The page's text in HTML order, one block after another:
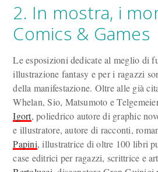
2. In mostra, i
Comics & Games
Le esposizioni dedicate al meglio di
illustrazione fantasy e per i ragazzi
della manifestazione. Oltre alle già
Whelan, Sio, Matsumoto e
Igort, poliedrico autore di graphic
e illustratore, autore di racconti,
Papini, illustratrice di oltre 100 libri
case editrici per ragazzi, scrittrice e